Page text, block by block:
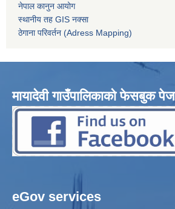
नेपाल कानुन आयोग
स्थानीय तह GIS नक्सा
ठेगाना परिवर्तन (Adress Mapping)
मायादेवी गाउँपालिकाको फेसबुक पेज
eGov services